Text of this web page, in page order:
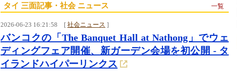
タイ 三面記事・社会 ニュース 一覧
2026-06-23 16:21:58 [ 社会ニュース ]
バンコクの「The Banquet Hall at Nathong」でウェ
ディングフェア開催、新ガーデン会場を初公開 - タ
イランドハイパーリンクス